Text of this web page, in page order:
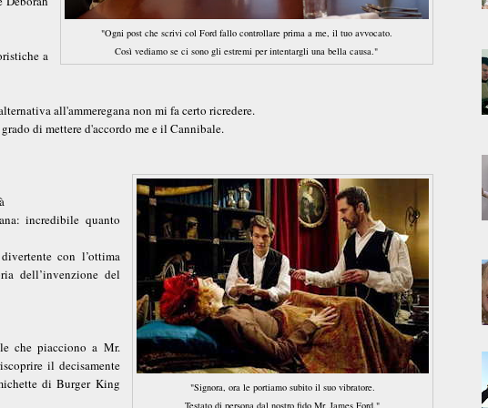
"Ogni post che scrivi col Ford fallo controllare prima a me, il tuo avvocato.
Così vediamo se ci sono gli estremi per intentargli una bella causa."
a
all'ammeregana non mi fa certo ricredere.
di mettere d'accordo me e il Cannibale.
"Signora, ora le portiamo subito il suo vibratore.
Testato di persona dal nostro fido Mr. James Ford."
incredibile quanto
con l’ottima
dell’invenzione del
che piacciono a Mr.
il decisamente
di Burger King